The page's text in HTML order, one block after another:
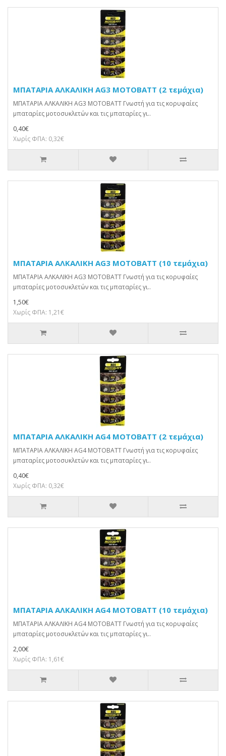
ΜΠΑΤΑΡΙΑ ΑΛΚΑΛΙΚΗ AG3 MOTOBATT (2 τεμάχια)
ΜΠΑΤΑΡΙΑ ΑΛΚΑΛΙΚΗ AG3 MOTOBATT Γνωστή για τις κορυφαίες
μπαταρίες μοτοσυκλετών και τις μπαταρίες γι..
0,40€
Χωρίς ΦΠΑ: 0,32€
ΜΠΑΤΑΡΙΑ ΑΛΚΑΛΙΚΗ AG3 MOTOBATT (10 τεμάχια)
ΜΠΑΤΑΡΙΑ ΑΛΚΑΛΙΚΗ AG3 MOTOBATT Γνωστή για τις κορυφαίες
μπαταρίες μοτοσυκλετών και τις μπαταρίες γι..
1,50€
Χωρίς ΦΠΑ: 1,21€
ΜΠΑΤΑΡΙΑ ΑΛΚΑΛΙΚΗ AG4 MOTOBATT (2 τεμάχια)
ΜΠΑΤΑΡΙΑ ΑΛΚΑΛΙΚΗ AG4 MOTOBATT Γνωστή για τις κορυφαίες
μπαταρίες μοτοσυκλετών και τις μπαταρίες γι..
0,40€
Χωρίς ΦΠΑ: 0,32€
ΜΠΑΤΑΡΙΑ ΑΛΚΑΛΙΚΗ AG4 MOTOBATT (10 τεμάχια)
ΜΠΑΤΑΡΙΑ ΑΛΚΑΛΙΚΗ AG4 MOTOBATT Γνωστή για τις κορυφαίες
μπαταρίες μοτοσυκλετών και τις μπαταρίες γι..
2,00€
Χωρίς ΦΠΑ: 1,61€